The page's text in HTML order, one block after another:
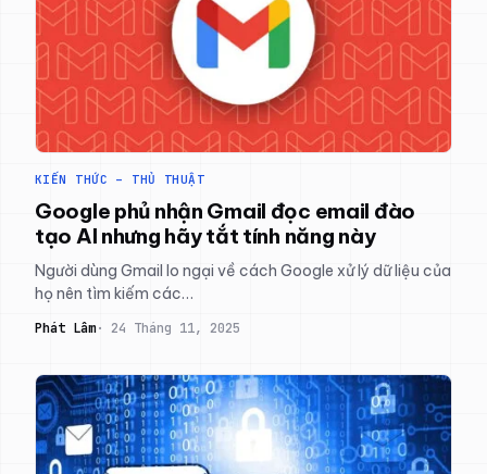
KIẾN THỨC – THỦ THUẬT
Google phủ nhận Gmail đọc email đào
tạo AI nhưng hãy tắt tính năng này
Người dùng Gmail lo ngại về cách Google xử lý dữ liệu của
họ nên tìm kiếm các…
Phát Lâm 24 Tháng 11, 2025